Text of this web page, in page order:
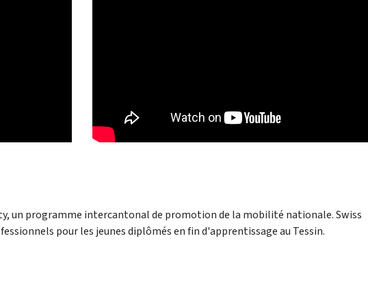
un programme intercantonal de promotion de la mobilité nationale. Swiss
pour les jeunes diplômés en fin d'apprentissage au Tessin.